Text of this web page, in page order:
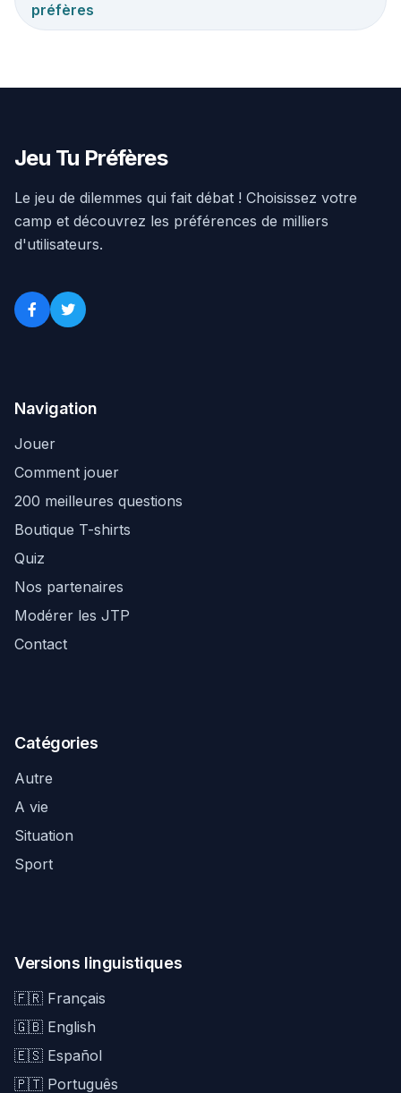
préfères
Jeu Tu Préfères
Le jeu de dilemmes qui fait débat ! Choisissez votre
camp et découvrez les préférences de milliers
d'utilisateurs.
Navigation
Jouer
Comment jouer
200 meilleures questions
Boutique T-shirts
Quiz
Nos partenaires
Modérer les JTP
Contact
Catégories
Autre
A vie
Situation
Sport
Versions linguistiques
🇫🇷 Français
🇬🇧 English
🇪🇸 Español
🇵🇹 Português